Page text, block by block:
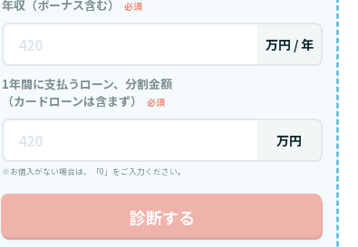
年収（ボーナス含む） 必須
万円 / 年
1年間に支払うローン、分割金額
（カードローンは含まず）
必須
万円
※お借入がない場合は、「0」をご入力ください。
診断する